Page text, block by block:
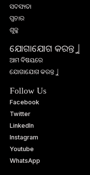
ସଦସ୍ୟତା
ପ୍ରଚାର
ଶୁଳ୍କ
ଯୋଗାଯୋଗ କରନ୍ତୁ |
ଆମ ବିଷୟରେ
ଯୋଗାଯୋଗ କରନ୍ତୁ |
Follow Us
Facebook
Twitter
LinkedIn
Instagram
Youtube
WhatsApp